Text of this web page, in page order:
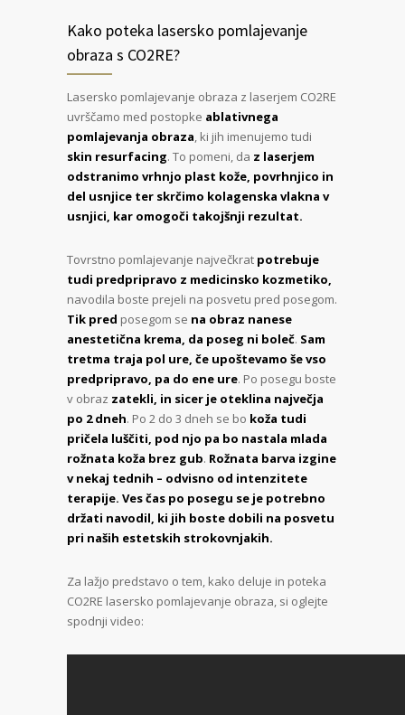
Kako poteka lasersko pomlajevanje
obraza s CO2RE?
Lasersko pomlajevanje obraza z laserjem CO2RE
uvrščamo med postopke ablativnega
pomlajevanja obraza , ki jih imenujemo tudi
skin resurfacing. To pomeni, da z laserjem
odstranimo vrhnjo plast kože, povrhnjico in
del usnjice ter skrčimo kolagenska vlakna v
usnjici, kar omogoči takojšnji rezultat.
Tovrstno pomlajevanje največkrat potrebuje
tudi predpripravo z medicinsko kozmetiko,
navodila boste prejeli na posvetu pred posegom.
Tik pred posegom se na obraz nanese
anestetična krema, da poseg ni boleč. Sam
tretma traja pol ure, če upoštevamo še vso
predpripravo, pa do ene ure. Po posegu boste
v obraz zatekli, in sicer je oteklina največja
po 2 dneh. Po 2 do 3 dneh se bo koža tudi
pričela luščiti, pod njo pa bo nastala mlada
rožnata koža brez gub. Rožnata barva izgine
v nekaj tednih – odvisno od intenzitete
terapije. Ves čas po posegu se je potrebno
držati navodil, ki jih boste dobili na posvetu
pri naših estetskih strokovnjakih.
Za lažjo predstavo o tem, kako deluje in poteka
CO2RE lasersko pomlajevanje obraza, si oglejte
spodnji video: